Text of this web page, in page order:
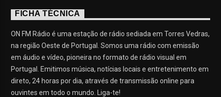
FICHA TÉCNICA
ON FM Rádio é uma estação de rádio sediada em Torres Vedras,
na região Oeste de Portugal. Somos uma rádio com emissão
em áudio e vídeo, pioneira no formato de rádio visual em
Portugal. Emitimos música, notícias locais e entretenimento em
direto, 24 horas por dia, através de transmissão online para
ouvintes em todo o mundo. Liga-te!